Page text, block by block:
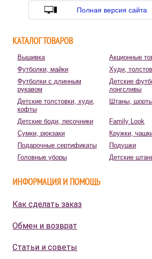
Полная версия сайта
КАТАЛОГ ТОВАРОВ
Вышивка
Акционные
Футболки, майки
Худи,
Футболки с длинным
рукавом
Детские
лонгсливы
Детские толстовки, худи,
кофты
Штаны,
Детские боди, песочники
Family Look
Сумки, рюкзаки
Кружки,
Подарочные сертификаты
Подушки
Головные уборы
Детские
ИНФОРМАЦИЯ И ПОМОЩЬ
Как сделать заказ
Обмен и возврат
Статьи и советы